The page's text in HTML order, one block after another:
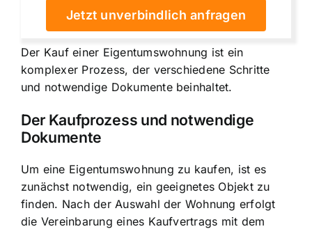
Jetzt unverbindlich anfragen
Der Kauf einer Eigentumswohnung ist ein
komplexer Prozess, der verschiedene Schritte
und notwendige Dokumente beinhaltet.
Der Kaufprozess und notwendige
Dokumente
Um eine Eigentumswohnung zu kaufen, ist es
zunächst notwendig, ein geeignetes Objekt zu
finden. Nach der Auswahl der Wohnung erfolgt
die Vereinbarung eines Kaufvertrags mit dem